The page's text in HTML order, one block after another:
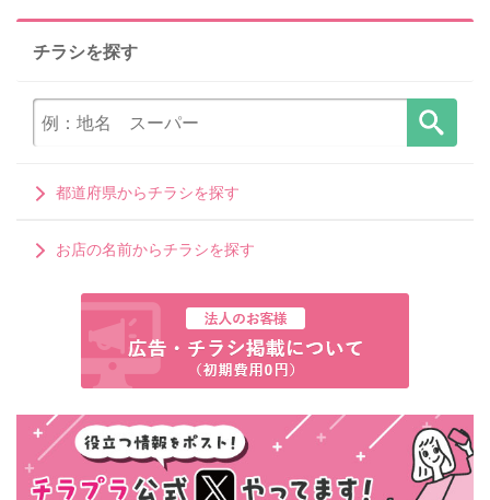
チラシを探す
都道府県からチラシを探す
お店の名前からチラシを探す